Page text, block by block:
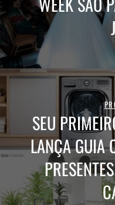
SEU
LANÇA GUIA